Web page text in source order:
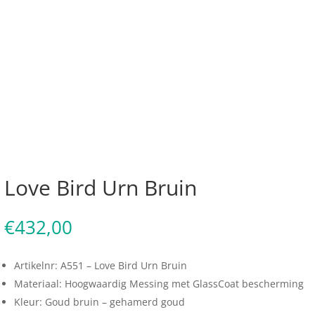
Love Bird Urn Bruin
€432,00
Artikelnr: A551 – Love Bird Urn Bruin
Materiaal: Hoogwaardig Messing met GlassCoat bescherming
Kleur: Goud bruin – gehamerd goud